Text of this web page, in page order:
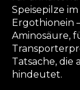
Speisepilze
Ergothionein
Aminosäure,
Tatsache, die
hindeutet.